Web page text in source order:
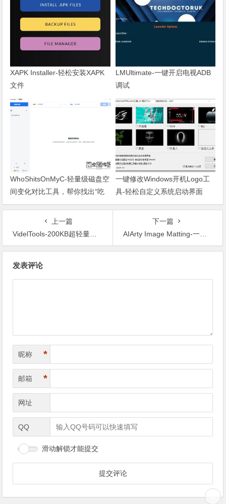
XAPK Installer-轻松安装XAPK
文件
LMUltimate-一键开启电视ADB
调试
WhoShitsOnMyC-轻量级磁盘空
间变化对比工具，帮你找出“吃
掉”空间的罪魁祸首
一键修改Windows开机Logo工
具-轻松自定义系统启动界面
上一篇
VidelTools-200KB超轻量视频工具箱！压缩/GIF转换一键搞定
下一篇
AIArty Image Matting-一键实现专业级图像抠图的神器
发表评论
昵称 *
邮箱 *
网址
QQ
滑动解锁才能提交